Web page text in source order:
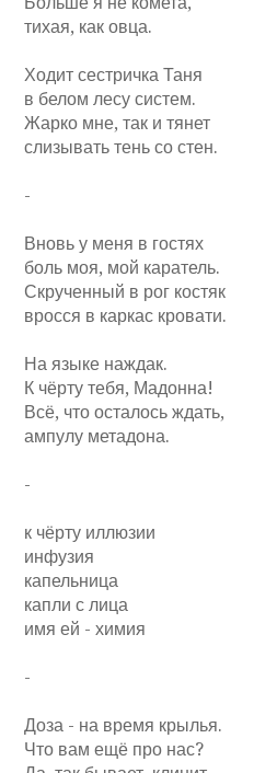
тихая, как овца.
Ходит сестричка Таня
в белом лесу систем.
Жарко мне, так и тянет
слизывать тень со стен.
-
Вновь у меня в гостях
боль моя, мой каратель.
Скрученный в рог костяк
вросся в каркас кровати.
На языке наждак.
К чёрту тебя, Мадонна!
Всё, что осталось ждать,
ампулу метадона.
-
к чёрту иллюзии
инфузия
капельница
капли с лица
имя ей - химия
-
Доза - на время крылья.
Что вам ещё про нас?